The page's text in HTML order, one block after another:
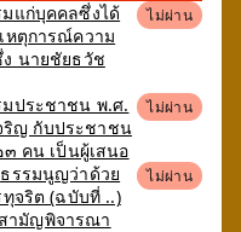
แก่บุคคลซึ่งได้
หตุการณ์ความ
ง นายชัยธวัช
ไม่ผ่าน
ประชาชน พ.ศ.
ริญ กับประชาชน
คน เป็นผู้เสนอ
ไม่ผ่าน
รรมนูญว่าด้วย
จริต (ฉบับที่ ..)
ามัญพิจารณา
ไม่ผ่าน